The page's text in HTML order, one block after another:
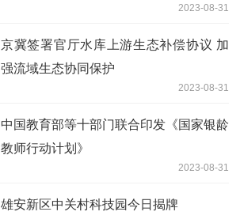
2023-08-31
京冀签署官厅水库上游生态补偿协议 加
强流域生态协同保护
2023-08-31
中国教育部等十部门联合印发《国家银龄
教师行动计划》
2023-08-31
雄安新区中关村科技园今日揭牌